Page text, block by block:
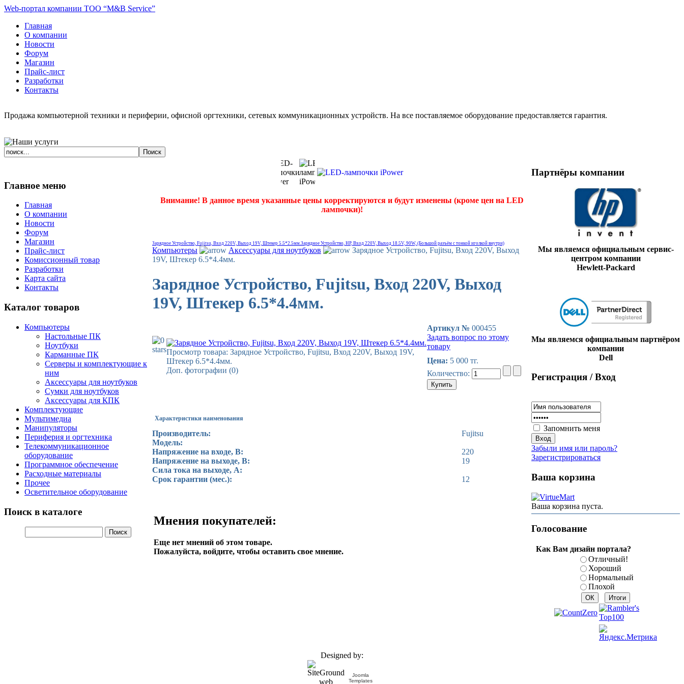
Web-портал компании ТОО “M&B Service”
Главная
О компании
Новости
Форум
Магазин
Прайс-лист
Разработки
Контакты
Продажа компьютерной техники и периферии, офисной оргтехники, сетевых коммуникационных устройств. На все поставляемое оборудование предоставляется гарантия.
Главное меню
Главная
О компании
Новости
Форум
Магазин
Прайс-лист
Комиссионный товар
Разработки
Карта сайта
Контакты
Каталог товаров
Компьютеры
Настольные ПК
Ноутбуки
Карманные ПК
Серверы и комплектующие к
ним
Аксессуары для ноутбуков
Сумки для ноутбуков
Аксессуары для КПК
Комплектующие
Мультимедиа
Манипуляторы
Периферия и оргтехника
Телекоммуникационное
оборудование
Программное обеспечение
Расходные материалы
Прочее
Осветительное оборудование
Поиск в каталоге
Внимание! В данное время указанные цены корректируются и будут изменены (кроме цен на LED
лампочки)!
Зарядное Устройство, Fujitsu, Вход 220V, Выход 19V, Штекер 5.5*2.5мм.Зарядное Устройство, HP, Вход 220V, Выход 18.5V, 90W, (Большой разъём с тонкой иголкой внутри)
Компьютеры Аксессуары для ноутбуков
Зарядное Устройство, Fujitsu, Вход 220V, Выход
19V, Штекер 6.5*4.4мм.
Зарядное Устройство, Fujitsu, Вход 220V, Выход
19V, Штекер 6.5*4.4мм.
Просмотр товара: Зарядное Устройство, Fujitsu, Вход 220V, Выход 19V,
Штекер 6.5*4.4мм.
Доп. фотографии (0)
Артикул № 000455
Задать вопрос по этому
товару
Цена: 5 000 тг.
Количество:
Характеристики наименования
Производитель:
Fujitsu
Модель:
Напряжение на входе, В:
220
Напряжение на выходе, В:
19
Сила тока на выходе, А:
Срок гарантии (мес.):
12
Мнения покупателей:
Еще нет мнений об этом товаре.
Пожалуйста, войдите, чтобы оставить свое мнение.
Партнёры компании
Мы являемся официальным сервис-
центром компании
Hewlett-Packard
Мы являемся официальным партнёром
компании
Dell
Регистрация / Вход
Запомнить меня
Забыли имя или пароль?
Зарегистрироваться
Ваша корзина
Ваша корзина пуста.
Голосование
Как Вам дизайн портала?
Отличный!
Хороший
Нормальный
Плохой
Designed by:
Joomla
Templates